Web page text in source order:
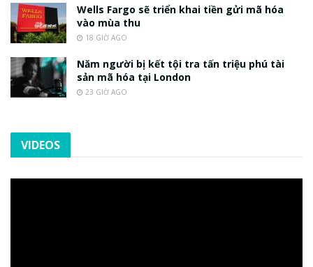
Wells Fargo sẽ triển khai tiền gửi mã hóa
vào mùa thu
18 GIỜ AGO
Năm người bị kết tội tra tấn triệu phú tài
sản mã hóa tại London
23 GIỜ AGO
VIDEOS